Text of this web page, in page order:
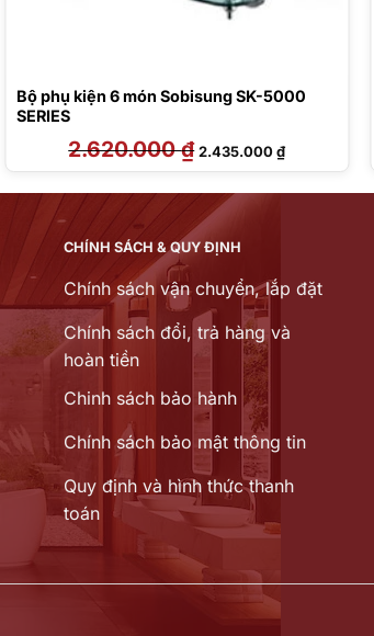
Bộ phụ kiện 6 món Sobisung SK-5000
SERIES
2.620.000₫ Giá
gốc
là:
2.435.000₫Giá
hiện
tại
2.435.000 ₫.
CHÍNH SÁCH & QUY ĐỊNH
Chính sách vận chuyển, lắp đặt
Chính sách đổi, trả hàng và
hoàn tiền
Chinh sách bảo hành
Chính sách bảo mật thông tin
Quy định và hình thức thanh
toán